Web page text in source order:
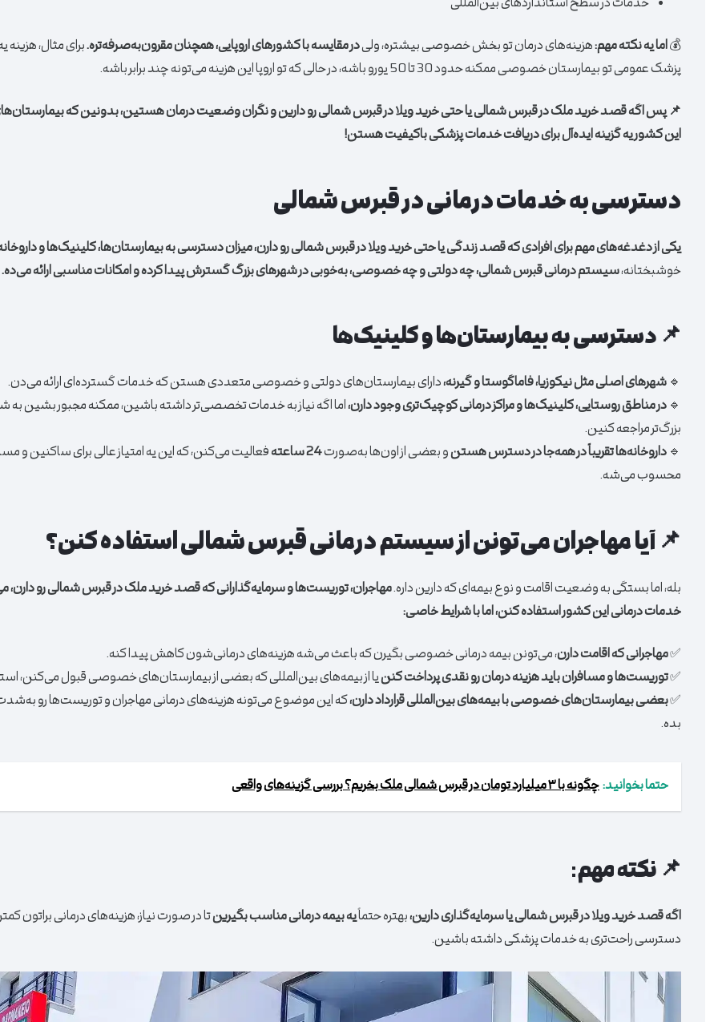
خدمات در سطح استانداردهای بین‌المللی
💰اما یه نکته مهم:هزینه‌های درمان تو بخش خصوصی بیشتره، ولیدر مقایسه با کشورهای اروپایی، همچنان مقرون‌به‌صرفه‌تره.برای مثال، هزینه
پزشک عمومی تو بیمارستان خصوصی ممکنه حدود 30 تا 50 یورو باشه، در حالی که تو اروپا این هزینه می‌تونه چند برابر باشه.
📌 پس اگه قصد خرید ملک در قبرس شمالی یا حتی خرید ویلا در قبرس شمالی رو دارین و نگران وضعیت درمان هستین، بدونین که
این کشور یه گزینه ایده‌آل برای دریافت خدمات پزشکی باکیفیت هستن!
دسترسی به خدمات درمانی در قبرس شمالی
یکی از دغدغه‌های مهم برای افرادی که قصد زندگی یا حتی خرید ویلا در قبرس شمالی رو دارن، میزان دسترسی به بیمارستان‌ها، کلینیک‌ها و
خوشبختانه،سیستم درمانی قبرس شمالی، چه دولتی و چه خصوصی، به‌خوبی در شهرهای بزرگ گسترش پیدا کرده و امکانات مناسبی ارائه می‌ده.
📌 دسترسی به بیمارستان‌ها و کلینیک‌ها
🔹شهرهای اصلی مثل نیکوزیا، فاماگوستا و گیرنه،دارای بیمارستان‌های دولتی و خصوصی متعددی هستن که خدمات گسترده‌ای ارائه می‌دن.
🔹در مناطق روستایی، کلینیک‌ها و مراکز درمانی کوچیک‌تری وجود دارن،اما اگه نیاز به خدمات تخصصی‌تر داشته باشین، ممکنه مجبور بشین به
بزرگ‌تر مراجعه کنین.
🔹داروخانه‌ها تقریباً در همه‌جا در دسترس هستنو بعضی از اون‌ها به‌صورت24 ساعته
فعالیت می‌کنن، که این یه امتیاز عالی برای ساکنین و
محسوب می‌شه.
📌 آیا مهاجران می‌تونن از سیستم درمانی قبرس شمالی استفاده کنن؟
بله، اما بستگی به وضعیت اقامت و نوع بیمه‌ای که دارین داره.مهاجران، توریست‌ها و سرمایه‌گذارانی که قصد خرید ملک در قبرس شمالی رو دارن،
خدمات درمانی این کشور استفاده کنن، اما با شرایط خاصی:
✅مهاجرانی که اقامت دارن، می‌تونن بیمه درمانی خصوصی بگیرن که باعث می‌شه هزینه‌های درمانی‌شون کاهش پیدا کنه.
✅توریست‌ها و مسافران باید هزینه درمان رو نقدی پرداخت کننیا از بیمه‌های بین‌المللی که بعضی از بیمارستان‌های خصوصی قبول می‌کنن،
✅بعضی بیمارستان‌های خصوصی با بیمه‌های بین‌المللی قرارداد دارن،که این موضوع می‌تونه هزینه‌های درمانی مهاجران و توریست‌ها رو
بده.
حتما بخوانید:چگونه با ۳ میلیارد تومان در قبرس شمالی ملک بخریم؟ بررسی گزینه‌های واقعی
📌 نکته مهم:
اگه قصد خرید ویلا در قبرس شمالی یا سرمایه‌گذاری دارین،بهتره حتماًیه بیمه درمانی مناسب بگیرینتا در صورت نیاز، هزینه‌های درمانی براتون
دسترسی راحت‌تری به خدمات پزشکی داشته باشین.